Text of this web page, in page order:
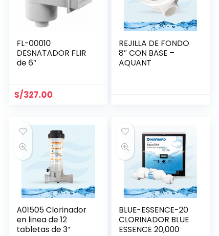
FL-00010
DESNATADOR FLIR
de 6″
S/327.00
REJILLA DE FONDO
8″ CON BASE –
AQUANT
A01505 Clorinador
en linea de 12
tabletas de 3″
BLUE-ESSENCE-20
CLORINADOR BLUE
ESSENCE 20,000